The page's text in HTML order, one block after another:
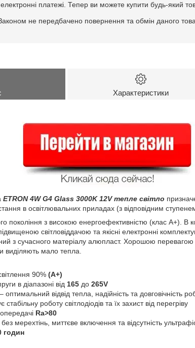
електронні платежі. Тепер ви можете купити будь-який
не передбачено повернення та обмін даного
Характеристики
ETRON 4W G4 Glass 3000K 12V тепле світло
в освітлювальних приладах (з відповідним
покоління з високою енергоефективністю (клас А+). В
світловіддачою та якісні електронні
з сучасного матеріалу алюпласт. Хорошою перевагою
виділяють мало тепла.
90% (A+)
в діапазоні від 165 до 265V
– оптимальний відвід тепла, надійність та довговічність
стабільну роботу світлодіодів та їх захист від перегріву
Ra>80
мерехтінь, миттєве включення та відсутність
годин